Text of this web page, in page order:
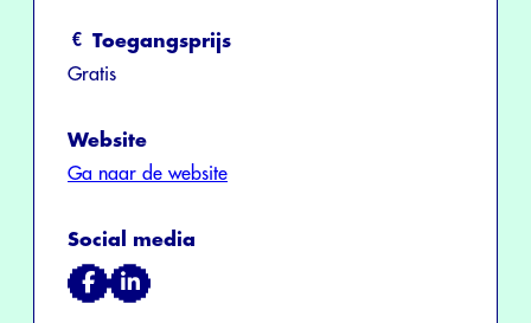
Toegangsprijs
Gratis
Website
Ga naar de website
Social media